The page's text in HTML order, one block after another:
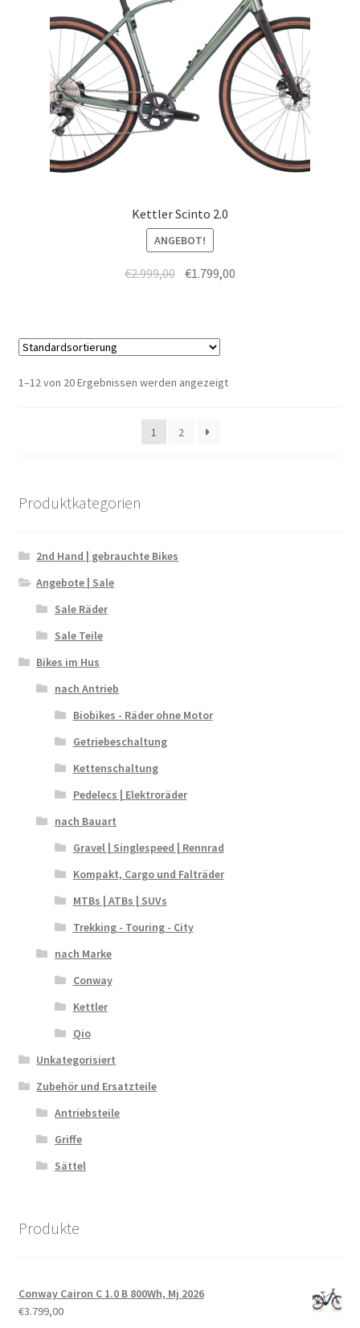
Kettler Scinto 2.0
ANGEBOT!
€2.999,00 €1.799,00
1–12 von 20 Ergebnissen werden angezeigt
1 2
Produktkategorien
2nd Hand | gebrauchte Bikes
Angebote | Sale
Sale Räder
Sale Teile
Bikes im Hus
nach Antrieb
Biobikes - Räder ohne Motor
Getriebeschaltung
Kettenschaltung
Pedelecs | Elektroräder
nach Bauart
Gravel | Singlespeed | Rennrad
Kompakt, Cargo und Falträder
MTBs | ATBs | SUVs
Trekking - Touring - City
nach Marke
Conway
Kettler
Qio
Unkategorisiert
Zubehör und Ersatzteile
Antriebsteile
Griffe
Sättel
Produkte
Conway Cairon C 1.0 B 800Wh, Mj 2026
€3.799,00